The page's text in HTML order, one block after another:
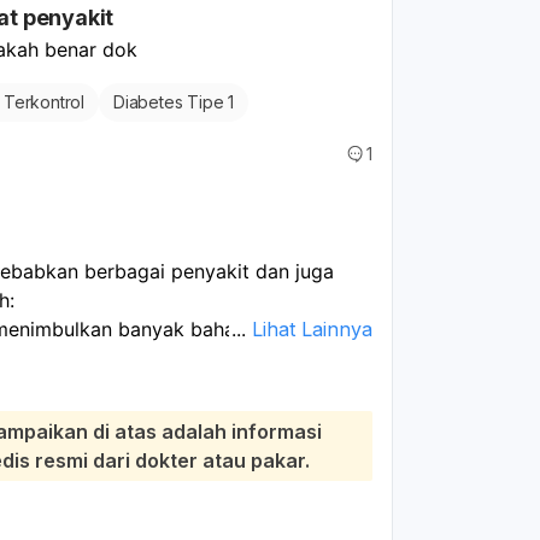
komplikasi lebih lanjut. Selain
ketat juga sangat krusial untuk
penyakit
benar dok
Terkontrol Diabetes Tipe 1
1
berbagai penyakit dan juga
banyak bahaya bagi tubuh,
kerusakan jantung (melemahkan
jantung dan stroke),
(memperlambat penyaluran
kecemasan, hilang ingatan),
dan kerusakan ginjal
... Lihat Lainnya
di atas adalah informasi
resmi dari dokter atau pakar.